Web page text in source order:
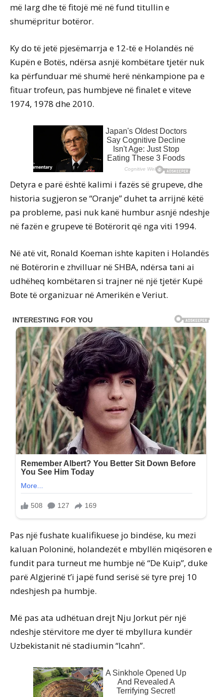
më larg dhe të fitojë më në fund titullin e
shumëpritur botëror.
Ky do të jetë pjesëmarrja e 12-të e Holandës në
Kupën e Botës, ndërsa asnjë kombëtare tjetër nuk
ka përfunduar më shumë herë nënkampione pa e
fituar trofeun, pas humbjeve në finalet e viteve
1974, 1978 dhe 2010.
Detyra e parë është kalimi i fazës së grupeve, dhe
historia sugjeron se “Oranje” duhet ta arrijnë këtë
pa probleme, pasi nuk kanë humbur asnjë ndeshje
në fazën e grupeve të Botërorit që nga viti 1994.
Në atë vit, Ronald Koeman ishte kapiten i Holandës
në Botërorin e zhvilluar në SHBA, ndërsa tani ai
udhëheq kombëtaren si trajner në një tjetër Kupë
Bote të organizuar në Amerikën e Veriut.
Pas një fushate kualifikuese jo bindëse, ku mezi
kaluan Poloninë, holandezët e mbyllën miqësoren e
fundit para turneut me humbje në “De Kuip”, duke
parë Algjerinë t’i japë fund serisë së tyre prej 10
ndeshjesh pa humbje.
Më pas ata udhëtuan drejt Nju Jorkut për një
ndeshje stërvitore me dyer të mbyllura kundër
Uzbekistanit në stadiumin “Icahn”.